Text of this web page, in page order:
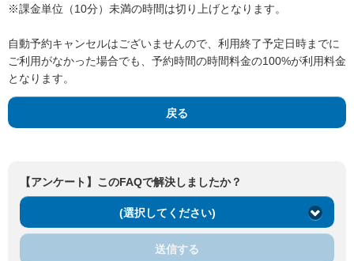
※課金単位（10分）未満の時間は切り上げとなります。
自動予約キャンセルはございませんので、利用終了予定日時までに
ご利用がなかった場合でも、予約時間の時間料金の100%が利用料金
となります。
戻る
【アンケート】このFAQで解決しましたか？
(選択してください)
送信する